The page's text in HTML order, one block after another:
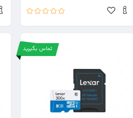
تماس بگیرید